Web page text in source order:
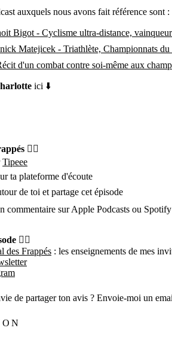
auxquels nous avons fait référence sont :
Bigot - Cyclisme ultra-distance,
Matejicek - Triathlète, Championnats
d'un combat contre soi-même aux
ici ⬇️
👇🏼
Tipeee
ta plateforme d'écoute
de toi et partage cet épisode
commentaire sur Apple Podcasts ou Spotify
👇🏼
des Frappés : les enseignements de mes
de partager ton avis ? Envoie-moi un